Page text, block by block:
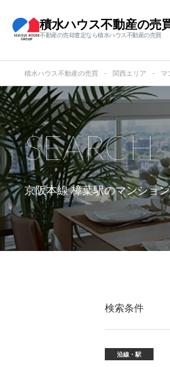
積水ハウス不動産の売
不動産の売却査定なら積水ハウス不動産の売買
積水ハウス不動産の売買 関西エリア マ
京阪本線 樟葉駅のマンショ
SEARCH
検索条件
沿線・駅